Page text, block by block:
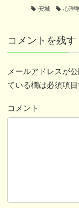
安城
心理
コメントを残す
メールアドレスが
ている欄は必須項
コメント